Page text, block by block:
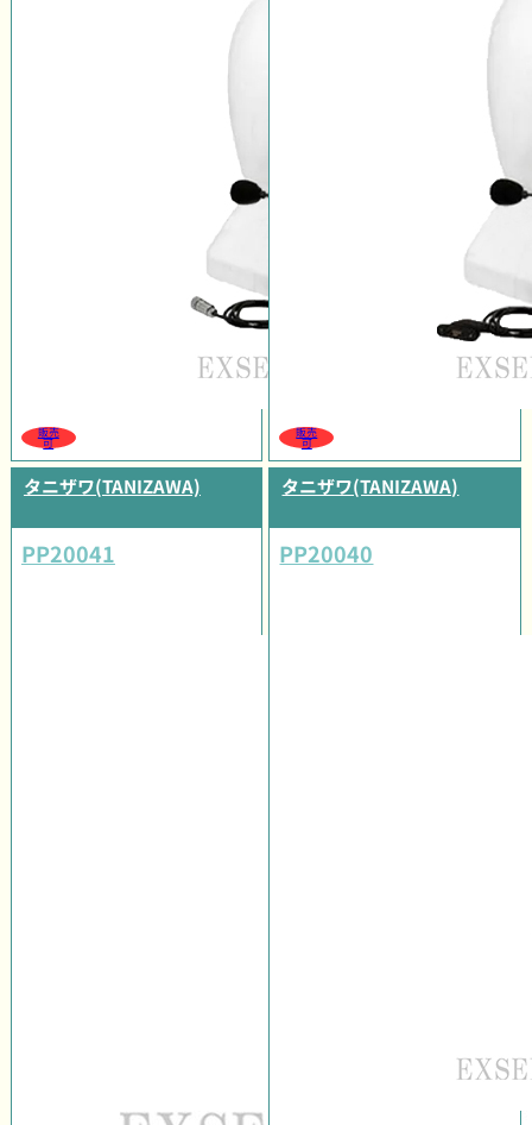
販売
可
販売
可
タニザワ(TANIZAWA)
PP20041
タニザワ(TANIZAWA)
PP20040